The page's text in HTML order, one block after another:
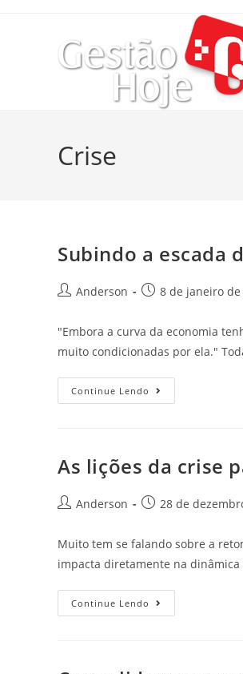
Crise
Subindo a escada
Anderson 8 de janeiro de
"Embora a curva da economia
muito condicionadas por ela."
Continue Lendo
As lições da crise
Anderson 28 de
Muito tem se falando sobre a
impacta diretamente na
Continue Lendo